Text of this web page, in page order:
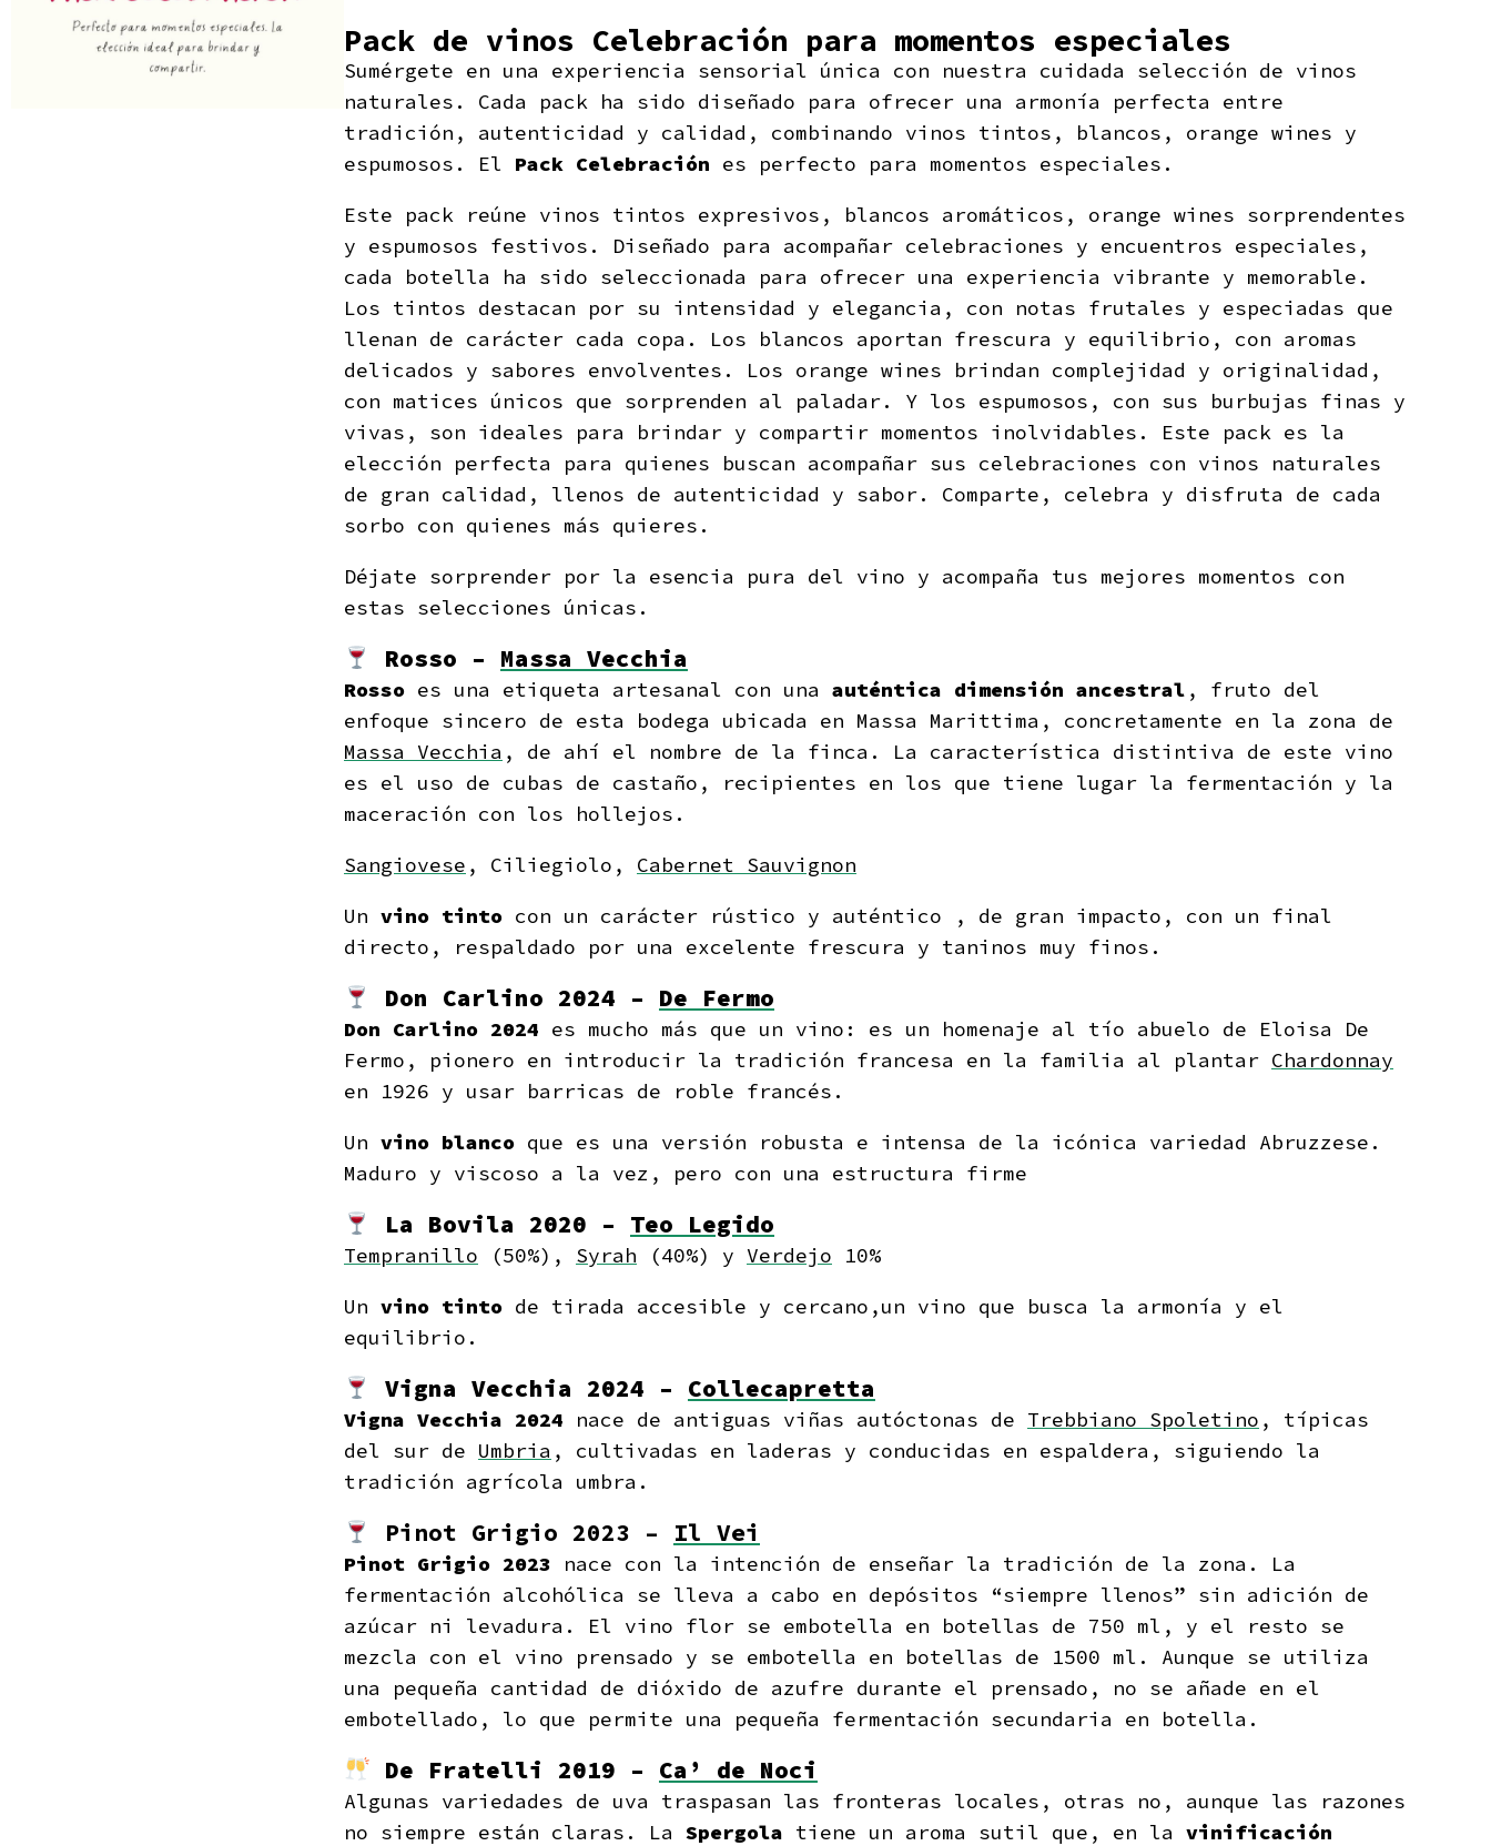
Pack de vinos Celebración para momentos especiales
Sumérgete en una experiencia sensorial única con nuestra cuidada selección de vinos
naturales. Cada pack ha sido diseñado para ofrecer una armonía perfecta entre
tradición, autenticidad y calidad, combinando vinos tintos, blancos, orange wines y
espumosos. El Pack Celebración es perfecto para momentos especiales.
Este pack reúne vinos tintos expresivos, blancos aromáticos, orange wines sorprendentes
y espumosos festivos. Diseñado para acompañar celebraciones y encuentros especiales,
cada botella ha sido seleccionada para ofrecer una experiencia vibrante y memorable.
Los tintos destacan por su intensidad y elegancia, con notas frutales y especiadas que
llenan de carácter cada copa. Los blancos aportan frescura y equilibrio, con aromas
delicados y sabores envolventes. Los orange wines brindan complejidad y originalidad,
con matices únicos que sorprenden al paladar. Y los espumosos, con sus burbujas finas y
vivas, son ideales para brindar y compartir momentos inolvidables. Este pack es la
elección perfecta para quienes buscan acompañar sus celebraciones con vinos naturales
de gran calidad, llenos de autenticidad y sabor. Comparte, celebra y disfruta de cada
sorbo con quienes más quieres.
Déjate sorprender por la esencia pura del vino y acompaña tus mejores momentos con
estas selecciones únicas.
Rosso – Massa Vecchia
Rosso es una etiqueta artesanal con una auténtica dimensión ancestral , fruto del
enfoque sincero de esta bodega ubicada en Massa Marittima, concretamente en la zona de
Massa Vecchia , de ahí el nombre de la finca. La característica distintiva de este vino
es el uso de cubas de castaño, recipientes en los que tiene lugar la fermentación y la
maceración con los hollejos.
Sangiovese , Ciliegiolo, Cabernet Sauvignon
Un vino tinto con un carácter rústico y auténtico , de gran impacto, con un final
directo, respaldado por una excelente frescura y taninos muy finos.
Don Carlino 2024 – De Fermo
Don Carlino 2024 es mucho más que un vino: es un homenaje al tío abuelo de Eloisa De
Fermo, pionero en introducir la tradición francesa en la familia al plantar Chardonnay
en 1926 y usar barricas de roble francés.
Un vino blanco que es una versión robusta e intensa de la icónica variedad Abruzzese.
Maduro y viscoso a la vez, pero con una estructura firme
La Bovila 2020 – Teo Legido
Tempranillo (50%), Syrah (40%) y Verdejo 10%
Un vino tinto de tirada accesible y cercano,un vino que busca la armonía y el
equilibrio.
Vigna Vecchia 2024 – Collecapretta
Vigna Vecchia 2024 nace de antiguas viñas autóctonas de Trebbiano Spoletino , típicas
del sur de Umbria , cultivadas en laderas y conducidas en espaldera, siguiendo la
tradición agrícola umbra.
Pinot Grigio 2023 – Il Vei
Pinot Grigio 2023 nace con la intención de enseñar la tradición de la zona. La
fermentación alcohólica se lleva a cabo en depósitos “siempre llenos” sin adición de
azúcar ni levadura. El vino flor se embotella en botellas de 750 ml, y el resto se
mezcla con el vino prensado y se embotella en botellas de 1500 ml. Aunque se utiliza
una pequeña cantidad de dióxido de azufre durante el prensado, no se añade en el
embotellado, lo que permite una pequeña fermentación secundaria en botella.
De Fratelli 2019 – Ca’ de Noci
Algunas variedades de uva traspasan las fronteras locales, otras no, aunque las razones
no siempre están claras. La Spergola tiene un aroma sutil que, en la vinificación